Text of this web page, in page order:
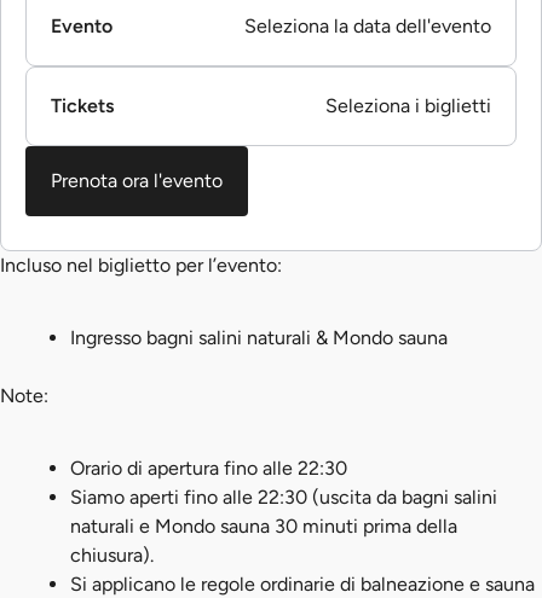
Incluso nel biglietto per l’evento:
Ingresso bagni salini naturali & Mondo sauna
Note:
Orario di apertura fino alle 22:30
Siamo aperti fino alle 22:30 (uscita da bagni salini
naturali e Mondo sauna 30 minuti prima della
chiusura).
Si applicano le regole ordinarie di balneazione e sauna
Evento Seleziona la data dell'evento
Tickets Seleziona i biglietti
Prenota ora l'evento